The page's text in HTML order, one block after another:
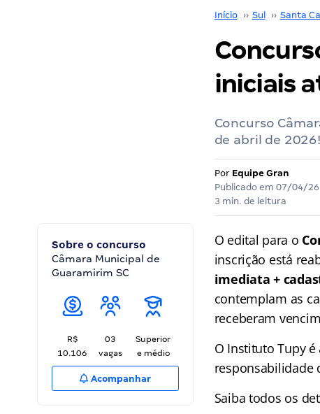
Início ›› Sul ›› Santa
iniciais
Concurso
de abril de 2026!
Por Equipe Gran
Publicado em 07/04/26
3 min. de leitura
Sobre o concurso
Câmara Municipal de
Guaramirim SC
R$
10.106
03
vagas
Superior
e médio
Acompanhar
O edital para o
inscrição está
imediata +
contemplam as
receberam
O Instituto Tupy
responsabilidade
Saiba todos os